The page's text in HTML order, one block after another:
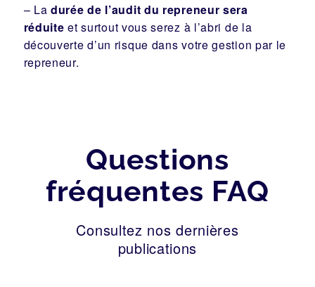
– Ladurée de l’audit du repreneur sera
réduite et surtout vous serez à l’abri de la
découverte d’un risque dans votre gestion par le
repreneur.
Questions
fréquentes FAQ
Consultez nos dernières
publications